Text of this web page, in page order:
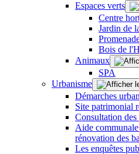
Espaces verts
Centre
Jardin de
Bois de
Animaux
SPA
Urbanisme
Démarches
Site patrimonial
Consultation
Aide
rénovation des
Les enquêtes